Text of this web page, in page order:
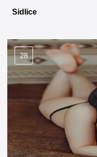
Sidlice
28